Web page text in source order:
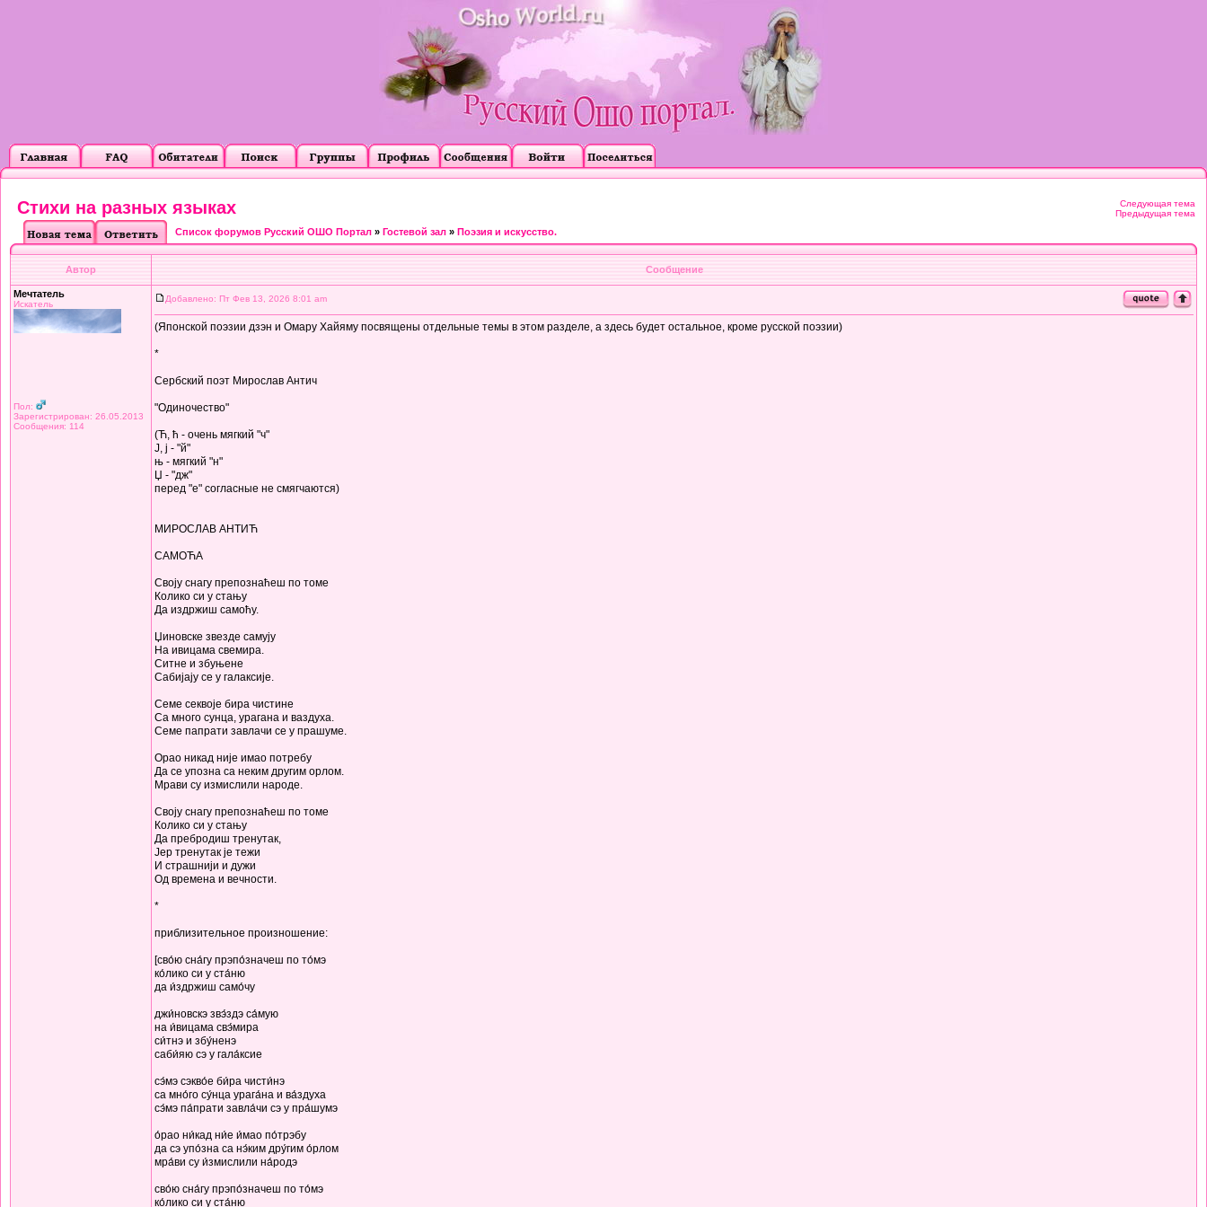
Стихи на разных языках
Следующая тема
Предыдущая тема
Список форумов Русский ОШО Портал » Гостевой зал » Поэзия и искусство.
Автор Сообщение
Мечтатель
Искатель
Пол:
Зарегистрирован: 26.05.2013
Сообщения: 114
Добавлено: Пт Фев 13, 2026 8:01 am
(Японской поэзии дзэн и Омару Хайяму посвящены отдельные темы в этом разделе, а здесь будет остальное, кроме русской поэзии)
*
Сербский поэт Мирослав Антич
"Одиночество"
(Ћ, ћ - очень мягкий "ч"
Ј, ј - "й"
њ - мягкий "н"
Џ - "дж"
перед "е" согласные не смягчаются)
МИРОСЛАВ АНТИЋ
САМОЋА
Своју снагу препознаћеш по томе
Колико си у стању
Да издржиш самоћу.
Џиновске звезде самују
На ивицама свемира.
Ситне и збуњене
Сабијају се у галаксије.
Семе секвоје бира чистине
Са много сунца, урагана и ваздуха.
Семе папрати завлачи се у прашуме.
Орао никад није имао потребу
Да се упозна са неким другим орлом.
Мрави су измислили народе.
Своју снагу препознаћеш по томе
Колико си у стању
Да пребродиш тренутак,
Јер тренутак је тежи
И страшнији и дужи
Од времена и вечности.
*
приблизительное произношение:
[сво́ю сна́гу прэпо́значеш по то́мэ
ко́лико си у ста́ню
да и́здржиш само́чу
джи́новскэ звэ́здэ са́мую
на и́вицама свэ́мира
си́тнэ и збу́ненэ
саби́яю сэ у гала́ксие
сэ́мэ сэкво́е би́ра чисти́нэ
са мно́го су́нца урага́на и ва́здуха
сэ́мэ па́прати завла́чи сэ у пра́шумэ
о́рао ни́кад ни́е и́мао по́трэбу
да сэ упо́зна са нэ́ким дру́гим о́рлом
мра́ви су и́змислили на́родэ
сво́ю сна́гу прэпо́значеш по то́мэ
ко́лико си у ста́ню